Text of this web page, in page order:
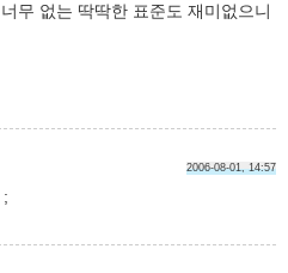
무 없는 딱딱한 표준도 재미없으니
2006-08-01, 14:57